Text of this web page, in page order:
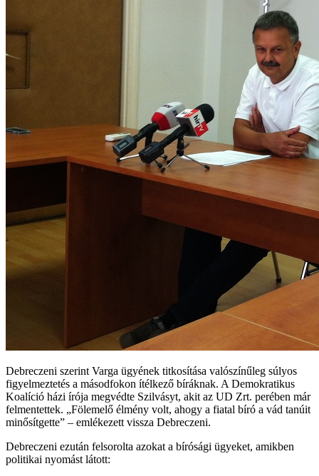
Debreczeni szerint Varga ügyének titkosítása valószínűleg súlyos
figyelmeztetés a másodfokon ítélkező bíráknak. A Demokratikus
Koalíció házi írója megvédte Szilvásyt, akit az UD Zrt. perében már
felmentettek. „Fölemelő élmény volt, ahogy a fiatal bíró a vád tanúit
minősítgette” – emlékezett vissza Debreczeni.
Debreczeni ezután felsorolta azokat a bírósági ügyeket, amikben
politikai nyomást látott: